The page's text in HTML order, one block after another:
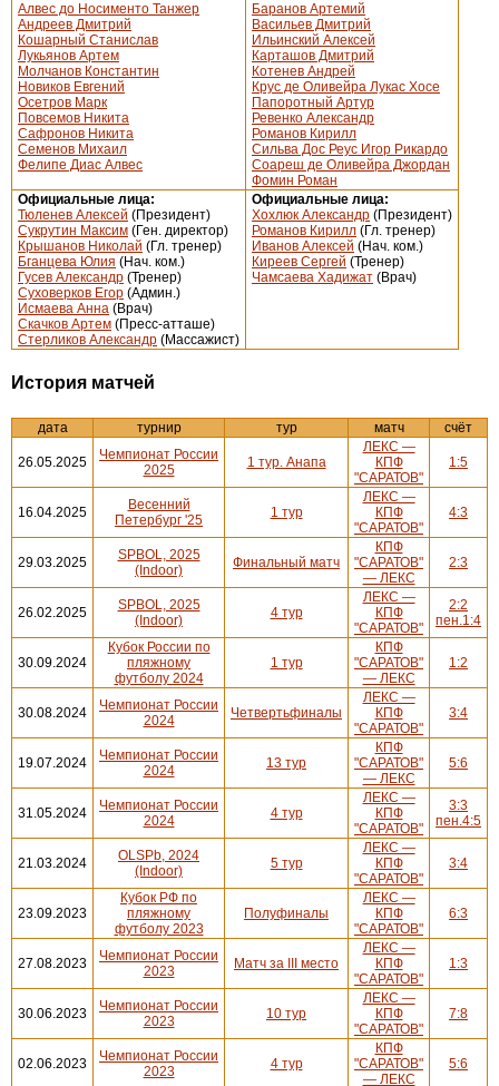
Алвес до Носименто Танжер
Андреев Дмитрий
Кошарный Станислав
Лукьянов Артем
Молчанов Константин
Новиков Евгений
Осетров Марк
Повсемов Никита
Сафронов Никита
Семенов Михаил
Фелипе Диас Алвес
Баранов Артемий
Васильев Дмитрий
Ильинский Алексей
Карташов Дмитрий
Котенев Андрей
Крус де Оливейра Лукас Хосе
Папоротный Артур
Ревенко Александр
Романов Кирилл
Сильва Дос Реус Игор Рикардо
Соареш де Оливейра Джордан
Фомин Роман
Официальные лица:
Тюленев Алексей (Президент)
Сукрутин Максим (Ген. директор)
Крышанов Николай (Гл. тренер)
Бганцева Юлия (Нач. ком.)
Гусев Александр (Тренер)
Суховерков Егор (Админ.)
Исмаева Анна (Врач)
Скачков Артем (Пресс-атташе)
Стерликов Александр (Массажист)
Официальные лица:
Хохлюк Александр (Президент)
Романов Кирилл (Гл. тренер)
Иванов Алексей (Нач. ком.)
Киреев Сергей (Тренер)
Чамсаева Хадижат (Врач)
История матчей
дата турнир тур матч счёт
26.05.2025
Чемпионат России
2025
1 тур. Анапа
ЛЕКС —
КПФ
"САРАТОВ"
1:5
16.04.2025
Весенний
Петербург '25
1 тур
ЛЕКС —
КПФ
"САРАТОВ"
4:3
29.03.2025
SPBOL, 2025
(Indoor)
Финальный матч
КПФ
"САРАТОВ"
— ЛЕКС
2:3
26.02.2025
SPBOL, 2025
(Indoor)
4 тур
ЛЕКС —
КПФ
"САРАТОВ"
2:2
пен.1:4
30.09.2024
Кубок России по
пляжному
футболу 2024
1 тур
КПФ
"САРАТОВ"
— ЛЕКС
1:2
30.08.2024
Чемпионат России
2024
Четвертьфиналы
ЛЕКС —
КПФ
"САРАТОВ"
3:4
19.07.2024
Чемпионат России
2024
13 тур
КПФ
"САРАТОВ"
— ЛЕКС
5:6
31.05.2024
Чемпионат России
2024
4 тур
ЛЕКС —
КПФ
"САРАТОВ"
3:3
пен.4:5
21.03.2024
OLSPb, 2024
(Indoor)
5 тур
ЛЕКС —
КПФ
"САРАТОВ"
3:4
23.09.2023
Кубок РФ по
пляжному
футболу 2023
Полуфиналы
ЛЕКС —
КПФ
"САРАТОВ"
6:3
27.08.2023
Чемпионат России
2023
Матч за III место
ЛЕКС —
КПФ
"САРАТОВ"
1:3
30.06.2023
Чемпионат России
2023
10 тур
ЛЕКС —
КПФ
"САРАТОВ"
7:8
02.06.2023
Чемпионат России
2023
4 тур
КПФ
"САРАТОВ"
— ЛЕКС
5:6